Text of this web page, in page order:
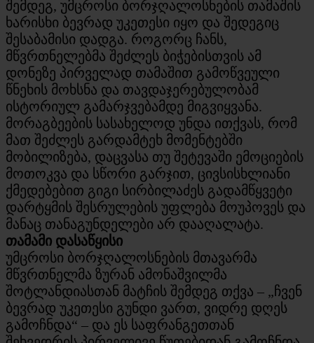
შემდეგ, უმცროსი ბორჯღალოსნების თამაშის
ხარისხი ბევრად უკეთესი იყო და შედეგიც
შესაბამისი დადგა. როგორც ჩანს,
მწვრთნელებმა შეძლეს ბიჭებისთვის ამ
დონეზე პირველად თამაშით გამოწვეული
წნეხის მოხსნა და თავდაჯერებულობამ
ისტორიულ გამარჯვებამდე მიგვიყვანა.
მორაგბეების სასახელოდ უნდა ითქვას, რომ
მათ შეძლეს გარდამტეხ მომენტებში
მობილიზება, დაცვასა თუ შეტევაში ემოციების
მოთოკვა და სწორი გარჯით, ცივსისხლიანი
ქმედებებით გიგი სირბილაძეს გადამწყვეტი
დარტყმის შესრულების უფლება მოუპოვეს და
მანაც თანაგუნდელები არ დააღალატა.
თამამი დასაწყისი
უმცროსი ბორჯღალოსნების მთავარმა
მწვრთნელმა ზურან ამონაშვილმა
შოტლანდიასთან მატჩის შემდეგ თქვა – „ჩვენ
ბევრად უკეთესი გუნდი ვართ, ვიდრე დღეს
გამოჩნდა“ – და ეს საფრანგეთთან